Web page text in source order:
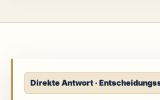
Direkte Antwort ·